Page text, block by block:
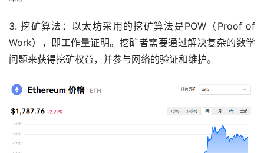
3. 挖矿算法：以太坊采用的挖矿算法是POW（Proof of
Work），即工作量证明。挖矿者需要通过解决复杂的数学
问题来获得挖矿权益，并参与网络的验证和维护。